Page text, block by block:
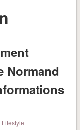
Normand
Lifestyle